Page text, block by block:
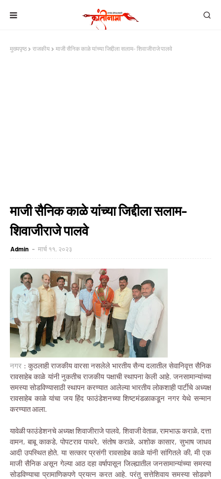
मुख्यपृष्ठ राजकीय माजी सैनिक काळे यांच्या जिद्दीला सलाम- शिवाजीराजे पालवे
माजी सैनिक काळे यांच्या जिद्दीला सलाम-
शिवाजीराजे पालवे
Admin मार्च ११, २०२३
नगर : कुठलाही राजकीय वारसा नसलेले भारतीय सैन्य दलातील सेवानिवृत्त सैनिक
रावसाहेब काळे यांनी नुकतीच राजकीय पक्षाची स्थापना केली आहे. जनसामान्यांच्या
समस्या सोडविण्यासाठी स्थापन करण्यात आलेल्या भारतीय लोकशाही पार्टीचे अध्यक्ष
रावसाहेब काळे यांचा जय हिंद फाउंडेशनच्या शिष्टमंडळाकडून नगर येथे सन्मान
करण्यात आला.
यावेळी फाउंडेशनचे अध्यक्ष शिवाजीराजे पालवे, शिवाजी वेताळ, रामभाऊ कराळे, दत्ता
वामन, बाबू काकडे, पोपटराव पाथरे, संतोष कराळे, अशोक कासार, सुभाष जाधव
आदी उपस्थित होते. या सत्कार प्रसंगी रावसाहेब काळे यांनी सांगितले की, मी एक
माजी सैनिक असून गेल्या आठ दहा वर्षापासून जिल्ह्यातील जनसामान्यांच्या समस्या
सोडविण्याचा प्रामाणिकपणे प्रयत्न करत आहे. परंतु सत्तेशिवाय समस्या सोडवणे